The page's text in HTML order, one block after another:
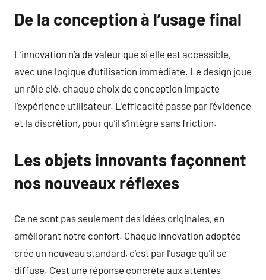
De la conception à l’usage final
L’innovation n’a de valeur que si elle est accessible,
avec une logique d’utilisation immédiate. Le design joue
un rôle clé, chaque choix de conception impacte
l’expérience utilisateur. L’efficacité passe par l’évidence
et la discrétion, pour qu’il s’intègre sans friction.
Les objets innovants façonnent
nos nouveaux réflexes
Ce ne sont pas seulement des idées originales, en
améliorant notre confort. Chaque innovation adoptée
crée un nouveau standard, c’est par l’usage qu’il se
diffuse. C’est une réponse concrète aux attentes